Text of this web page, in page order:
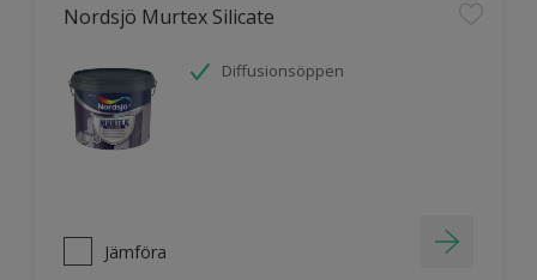
Nordsjö Murtex Silicate
Diffusionsöppen
Jämföra